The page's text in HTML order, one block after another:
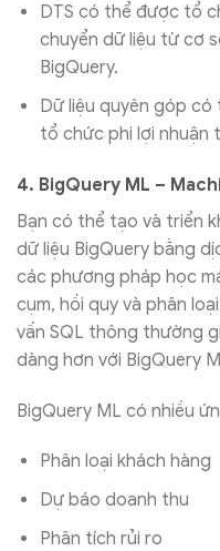
DTS có thể được tổ
chuyển dữ liệu từ cơ
BigQuery.
Dữ liệu quyên góp
tổ chức phi lợi nhuận
4. BigQuery ML –
Bạn có thể tạo và triển
dữ liệu BigQuery bằng
các phương pháp học
cụm, hồi quy và phân
vấn SQL thông thường
dàng hơn với BigQuery
BigQuery ML có nhiều
Phân loại khách hàng
Dự báo doanh thu
Phân tích rủi ro